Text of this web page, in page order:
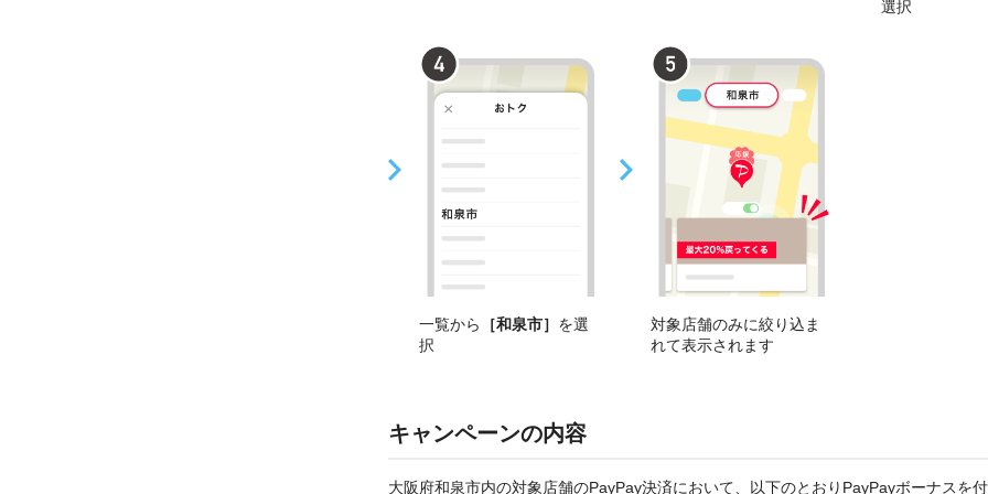
選択
一覧から ［和泉市］ を選
択
対象店舗のみに絞り込ま
れて表示されます
キャンペーンの内容
大阪府和泉市内の対象店舗のPayPay決済において、以下のとおりPayPayボーナスを